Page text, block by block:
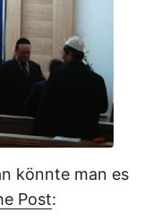
könnte man es
Post: